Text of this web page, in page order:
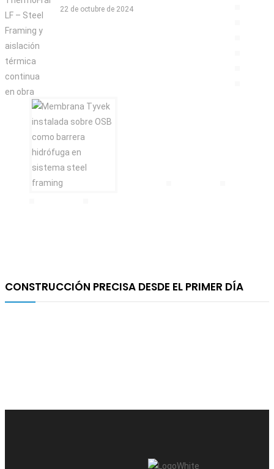
22 de octubre de 2024
CONSTRUCCIÓN PRECISA DESDE EL PRIMER DÍA